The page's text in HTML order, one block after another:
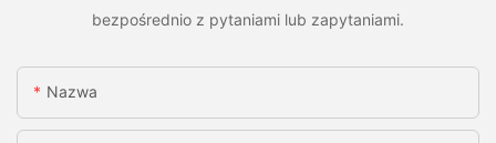
bezpośrednio z pytaniami lub zapytaniami.
Nazwa